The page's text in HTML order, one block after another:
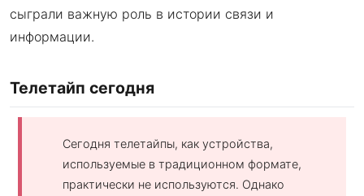
сыграли важную роль в истории связи и
информации.
Телетайп сегодня
Сегодня телетайпы, как устройства,
используемые в традиционном формате,
практически не используются. Однако